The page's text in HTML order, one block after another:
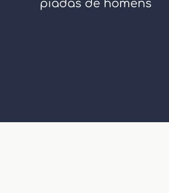
piadas de homens